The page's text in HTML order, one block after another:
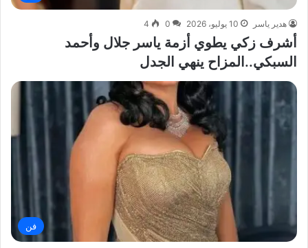
هدير ياسر 10 يوليو، 2026 0
4
أشرف زكي يطوي أزمة ياسر جلال وأحمد
السبكي..المزاح ينهي الجدل
فن